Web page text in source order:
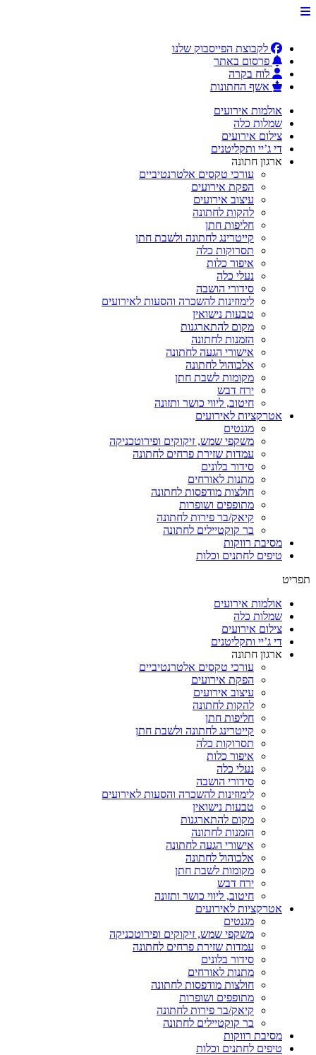
לקבוצת הפייסבוק שלנו
פרסום באתר
לוח בקרה
אשף החתונות
אולמות אירועים
שמלות כלה
צילום אירועים
די ג’יי ותקליטנים
ארגון חתונה
עורכי טקסים אלטרנטיביים
הפקת אירועים
עיצוב אירועים
להקות לחתונה
חליפות חתן
קייטרינג לחתונה ולשבת חתן
תסרוקות כלה
איפור כלות
נעלי כלה
סידורי הושבה
לימוזינות להשכרה והסעות לאירועים
טבעות נישואין
מקום להתארגנות
הזמנות לחתונה
אישורי הגעה לחתונה
אלכוהול לחתונה
מקומות לשבת חתן
ירח דבש
חיטוב, ליווי כושר ותזונה
אטרקציות לאירועים
מגנטים
משקפי שמש, זיקוקים ופירוטכניקה
עמדות שזירת פרחים לחתונה
סידור בלונים
מתנות לאורחים
חולצות מודפסות לחתונה
מתופפים ושופרות
קיאק/בר פירות לחתונה
בר קוקטיילים לחתונה
מסיבת רווקות
טיפים לחתנים וכלות
תפריט
אולמות אירועים
שמלות כלה
צילום אירועים
די ג’יי ותקליטנים
ארגון חתונה
עורכי טקסים אלטרנטיביים
הפקת אירועים
עיצוב אירועים
להקות לחתונה
חליפות חתן
קייטרינג לחתונה ולשבת חתן
תסרוקות כלה
איפור כלות
נעלי כלה
סידורי הושבה
לימוזינות להשכרה והסעות לאירועים
טבעות נישואין
מקום להתארגנות
הזמנות לחתונה
אישורי הגעה לחתונה
אלכוהול לחתונה
מקומות לשבת חתן
ירח דבש
חיטוב, ליווי כושר ותזונה
אטרקציות לאירועים
מגנטים
משקפי שמש, זיקוקים ופירוטכניקה
עמדות שזירת פרחים לחתונה
סידור בלונים
מתנות לאורחים
חולצות מודפסות לחתונה
מתופפים ושופרות
קיאק/בר פירות לחתונה
בר קוקטיילים לחתונה
מסיבת רווקות
טיפים לחתנים וכלות